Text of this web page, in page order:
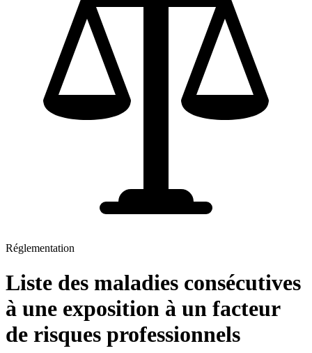
Réglementation
Liste des maladies consécutives
à une exposition à un facteur
de risques professionnels